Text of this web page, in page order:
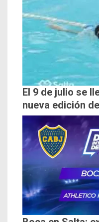
El 9 de julio se
nueva edición